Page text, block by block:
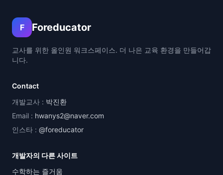
F Foreducator
교사를 위한 올인원 워크스페이스. 더 나은 교육 환경을 만들어갑
니다.
Contact
개발교사 : 박진환
Email : hwanys2@naver.com
인스타 : @foreducator
개발자의 다른 사이트
수학하는 즐거움